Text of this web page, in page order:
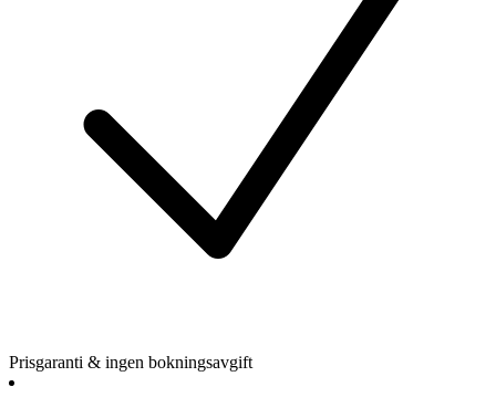
Prisgaranti & ingen bokningsavgift